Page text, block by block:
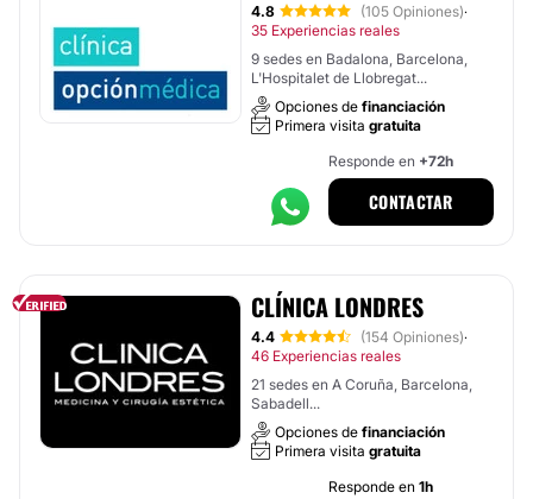
4.8 (105 Opiniones)·
35 Experiencias reales
9 sedes en Badalona, Barcelona,
L'Hospitalet de Llobregat...
Opciones de financiación
Primera visita gratuita
Responde en +72h
CONTACTAR
CLÍNICA LONDRES
4.4 (154 Opiniones)·
46 Experiencias reales
21 sedes en A Coruña, Barcelona,
Sabadell...
Opciones de financiación
Primera visita gratuita
Responde en 1h